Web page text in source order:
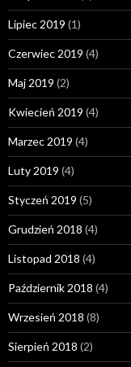
Lipiec 2019 (1)
Czerwiec 2019 (4)
Maj 2019 (2)
Kwiecień 2019 (4)
Marzec 2019 (4)
Luty 2019 (4)
Styczeń 2019 (5)
Grudzień 2018 (4)
Listopad 2018 (4)
Październik 2018 (4)
Wrzesień 2018 (8)
Sierpień 2018 (2)